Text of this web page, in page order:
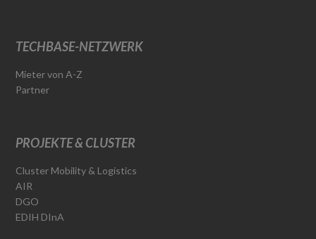
TECHBASE-NETZWERK
Mieter von A-Z
Partner
PROJEKTE & CLUSTER
Cluster Mobility & Logistics
AIR
DGO
EDIH DInA